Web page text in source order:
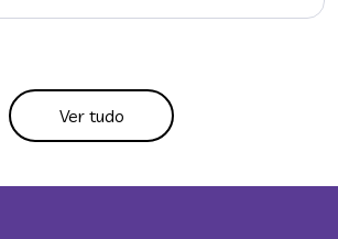
Ver tudo